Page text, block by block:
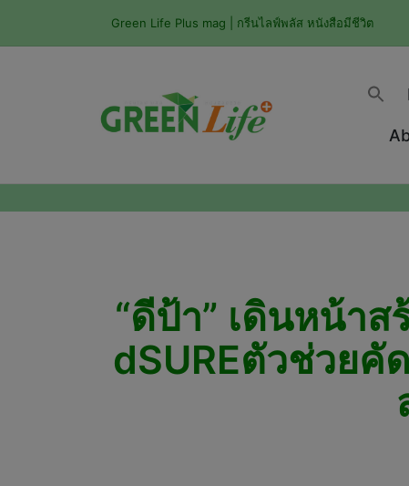
Green Life Plus mag | กรีนไลฟ์พลัส หนังสือมีชีวิต
“ดีป้า” เดินหน้า
dSUREตัวช่วย